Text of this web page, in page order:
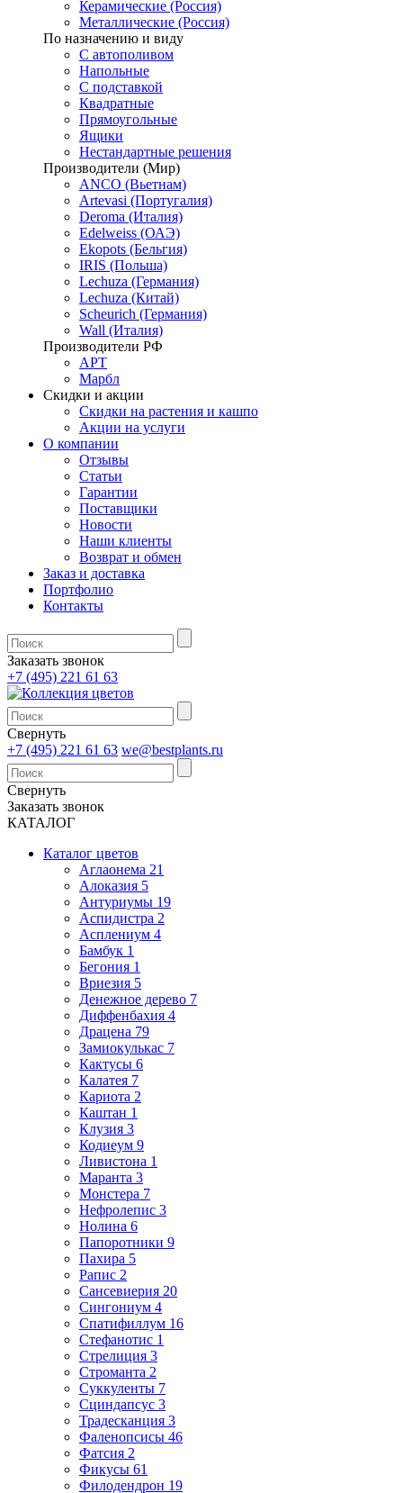
Керамические (Россия)
Металлические (Россия)
По назначению и виду
С автополивом
Напольные
С подставкой
Квадратные
Прямоугольные
Ящики
Нестандартные решения
Производители (Мир)
ANCO (Вьетнам)
Artevasi (Португалия)
Deroma (Италия)
Edelweiss (ОАЭ)
Ekopots (Бельгия)
IRIS (Польша)
Lechuza (Германия)
Lechuza (Китай)
Scheurich (Германия)
Wall (Италия)
Производители РФ
АРТ
Марбл
Скидки и акции
Скидки на растения и кашпо
Акции на услуги
О компании
Отзывы
Статьи
Гарантии
Поставщики
Новости
Наши клиенты
Возврат и обмен
Заказ и доставка
Портфолио
Контакты
Заказать звонок
+7 (495) 221 61 63
Свернуть
+7 (495) 221 61 63 we@bestplants.ru
Свернуть
Заказать звонок
КАТАЛОГ
Каталог цветов
Аглаонема 21
Алоказия 5
Антуриумы 19
Аспидистра 2
Асплениум 4
Бамбук 1
Бегония 1
Вриезия 5
Денежное дерево 7
Диффенбахия 4
Драцена 79
Замиокулькас 7
Кактусы 6
Калатея 7
Кариота 2
Каштан 1
Клузия 3
Кодиеум 9
Ливистона 1
Маранта 3
Монстера 7
Нефролепис 3
Нолина 6
Папоротники 9
Пахира 5
Рапис 2
Сансевиерия 20
Сингониум 4
Спатифиллум 16
Стефанотис 1
Стрелиция 3
Строманта 2
Суккуленты 7
Сциндапсус 3
Традесканция 3
Фаленопсисы 46
Фатсия 2
Фикусы 61
Филодендрон 19